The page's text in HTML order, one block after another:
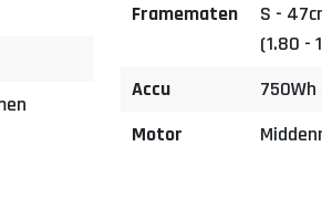
Framematen
S -
(1.80 -
Accu
750Wh
Motor